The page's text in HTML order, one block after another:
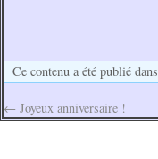
Ce contenu a été publié
← Joyeux anniversaire !